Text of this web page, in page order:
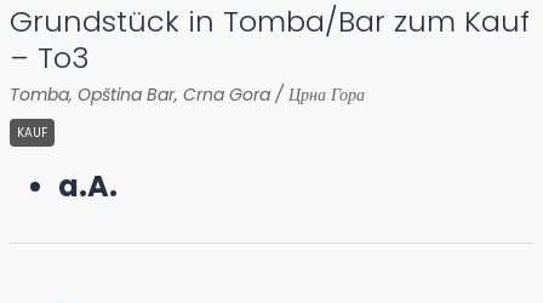
Grundstück in Tomba/Bar zum Kauf
– To3
Tomba, Opština Bar, Crna Gora / Црна Гора
KAUF
a.A.